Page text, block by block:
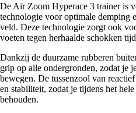
De Air Zoom Hyperace 3 trainer is
technologie voor optimale demping
veld. Deze technologie zorgt ook
voeten tegen herhaalde schokken
Dankzij de duurzame rubberen
grip op alle ondergronden, zodat je
bewegen. De tussenzool van
en stabiliteit, zodat je tijdens het
behouden.